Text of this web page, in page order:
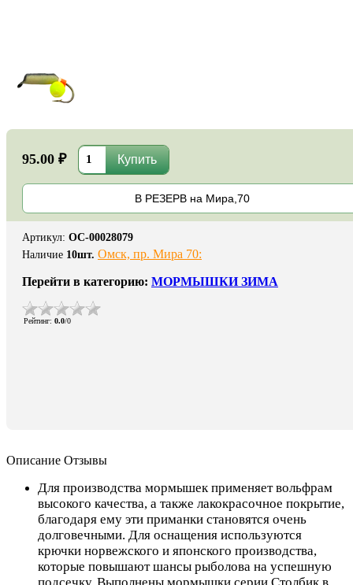
95.00 ₽
В РЕЗЕРВ на Мира,70
Артикул: ОС-00028079
Наличие 10шт. Омск, пр. Мира 70:
Перейти в категорию: МОРМЫШКИ ЗИМА
Рейтинг: 0.0/0
Описание Отзывы
Для производства мормышек применяет вольфрам
высокого качества, а также лакокрасочное покрытие,
благодаря ему эти приманки становятся очень
долговечными. Для оснащения используются
крючки норвежского и японского производства,
которые повышают шансы рыболова на успешную